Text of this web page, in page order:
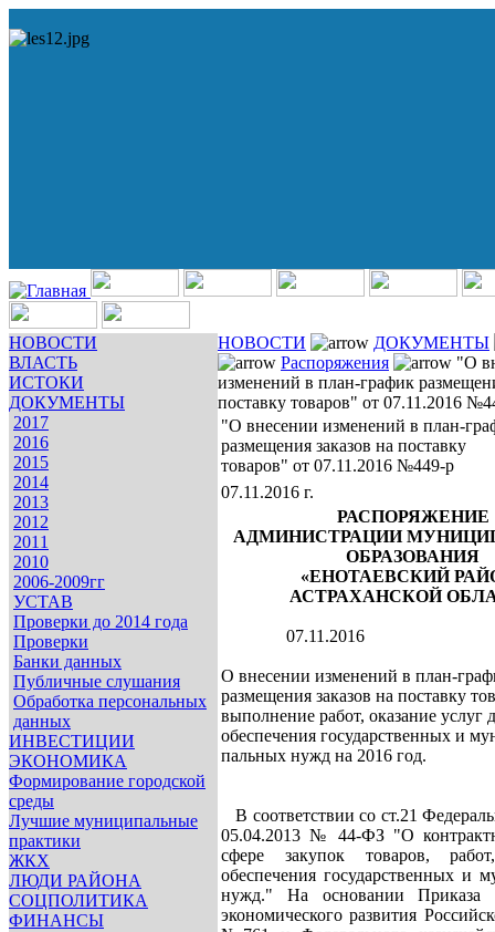
НОВОСТИ
ВЛАСТЬ
ИСТОКИ
ДОКУМЕНТЫ
2017
2016
2015
2014
2013
2012
2011
2010
2006-2009гг
УСТАВ
Проверки до 2014 года
Проверки
Банки данных
Публичные слушания
Обработка персональных
данных
ИНВЕСТИЦИИ
ЭКОНОМИКА
Формирование городской
среды
Лучшие муниципальные
практики
ЖКХ
ЛЮДИ РАЙОНА
СОЦПОЛИТИКА
ФИНАНСЫ
НОВОСТИ
ДОКУМЕНТЫ
Распоряжения
"О
изменений в план-график
поставку товаров" от 07.11.2016
"О внесении изменений в план-
размещения заказов на поставку
товаров" от 07.11.2016 №449-р
07.11.2016 г.
РАСПОРЯЖЕНИЕ
АДМИНИСТРАЦИИ
ОБРАЗОВАНИЯ
«ЕНОТАЕВСКИЙ
АСТРАХАНСКОЙ
07.11.2016
О внесении изменений в план-
размещения заказов на поставку
выполнение работ, оказание услуг
обеспечения государственных и
пальных нужд на 2016 год.
В соответствии со ст.21
05.04.2013 № 44-ФЗ "О
сфере закупок товаров,
обеспечения государственных и
нужд." На основании Приказа
экономического развития